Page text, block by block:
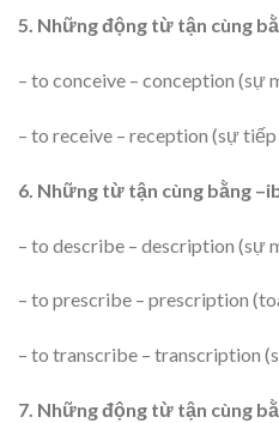
5. Những động từ tận cùng
– to conceive – conception (sự
– to receive – reception (sự tiếp
6. Những từ tận cùng bằng
– to describe – description (sự
– to prescribe – prescription
– to transcribe – transcription
7. Những động từ tận cùng